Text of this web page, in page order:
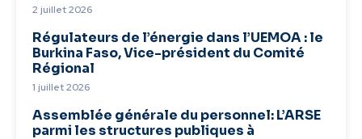
2 juillet 2026
Régulateurs de l’énergie dans l’UEMOA : le
Burkina Faso, Vice-président du Comité
Régional
1 juillet 2026
Assemblée générale du personnel: L’ARSE
parmi les structures publiques à